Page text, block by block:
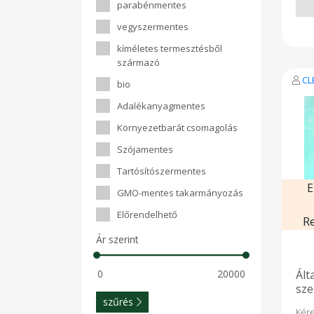
parabénmentes
vegyszermentes
kíméletes termesztésből
származó
bio
Adalékanyagmentes
Környezetbarát csomagolás
Szójamentes
Tartósítószermentes
GMO-mentes takarmányozás
Előrendelhető
Ár szerint
szűrés